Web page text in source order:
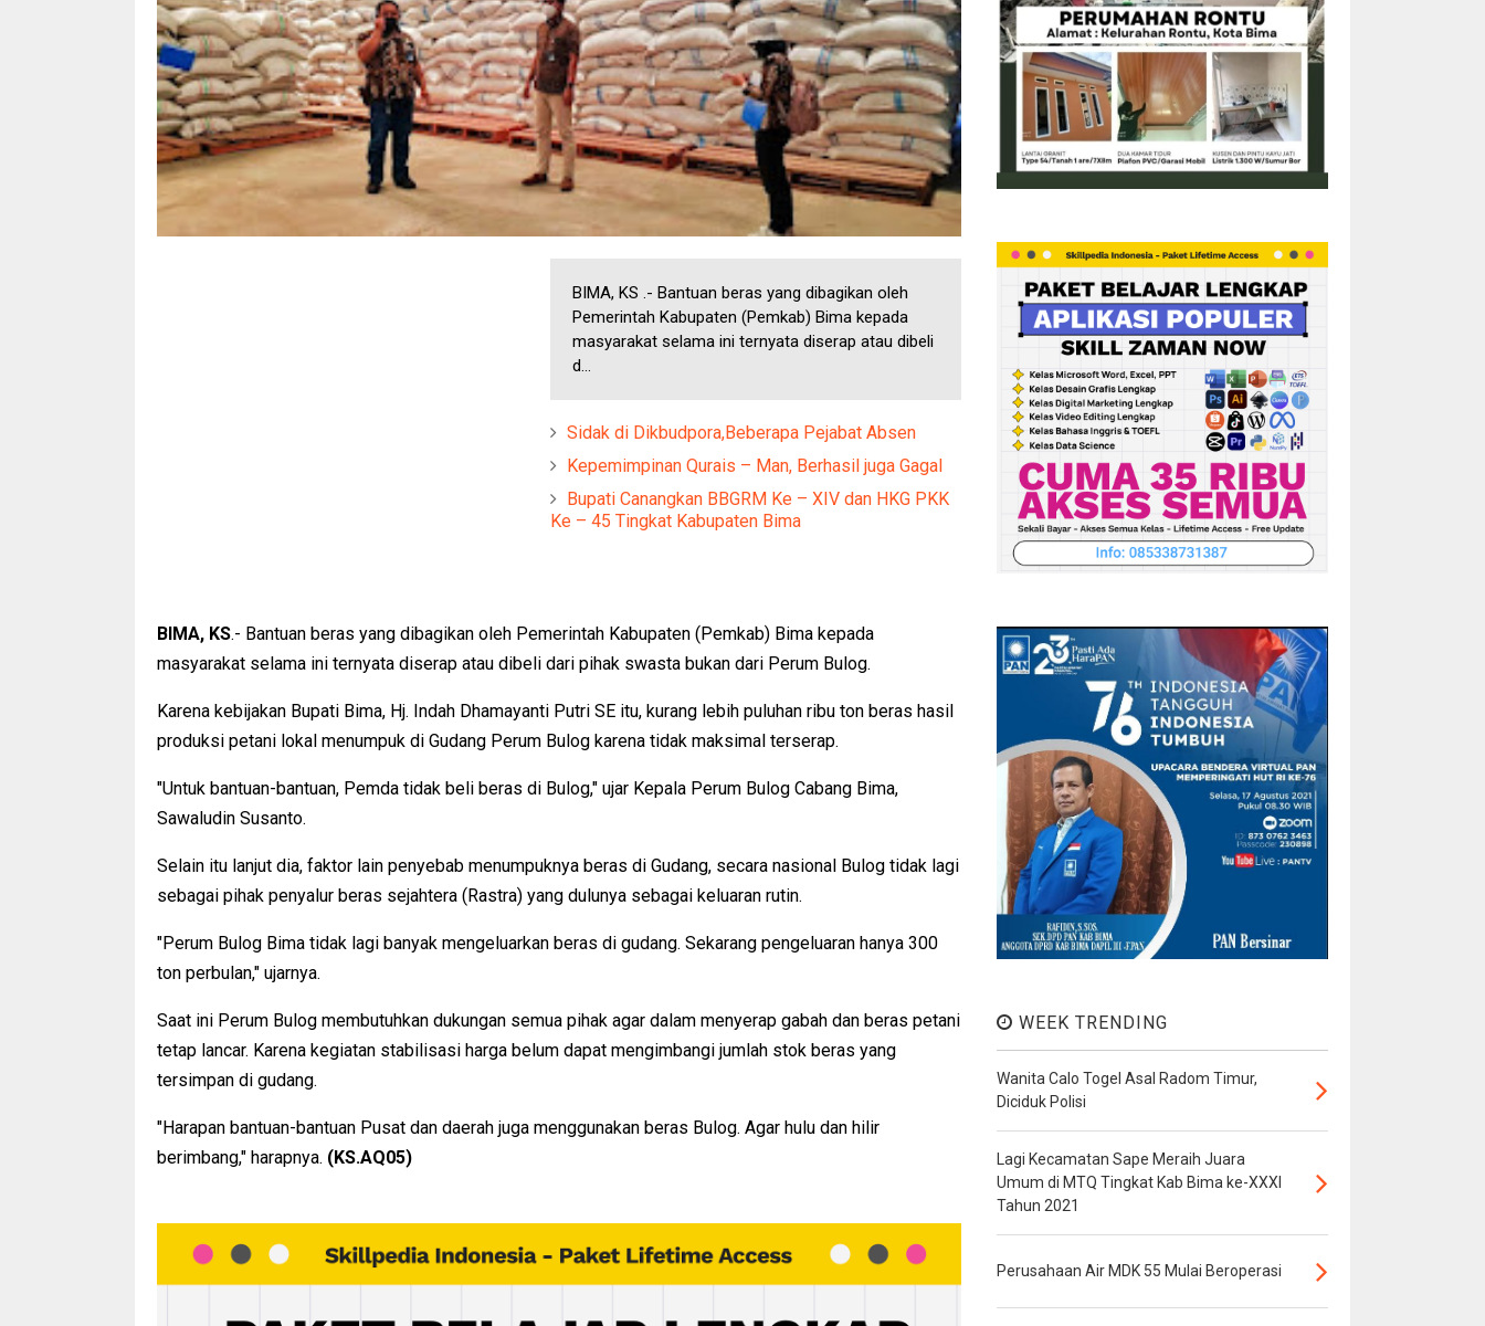
BIMA, KS .- Bantuan beras yang dibagikan oleh
Pemerintah Kabupaten (Pemkab) Bima kepada
masyarakat selama ini ternyata diserap atau dibeli
d...
Sidak di Dikbudpora,Beberapa Pejabat Absen
Kepemimpinan Qurais – Man, Berhasil juga Gagal
Bupati Canangkan BBGRM Ke – XIV dan HKG PKK
Ke – 45 Tingkat Kabupaten Bima
BIMA, KS.- Bantuan beras yang dibagikan oleh Pemerintah Kabupaten (Pemkab) Bima kepada
masyarakat selama ini ternyata diserap atau dibeli dari pihak swasta bukan dari Perum Bulog.
Karena kebijakan Bupati Bima, Hj. Indah Dhamayanti Putri SE itu, kurang lebih puluhan ribu ton beras hasil
produksi petani lokal menumpuk di Gudang Perum Bulog karena tidak maksimal terserap.
"Untuk bantuan-bantuan, Pemda tidak beli beras di Bulog," ujar Kepala Perum Bulog Cabang Bima,
Sawaludin Susanto.
Selain itu lanjut dia, faktor lain penyebab menumpuknya beras di Gudang, secara nasional Bulog tidak lagi
sebagai pihak penyalur beras sejahtera (Rastra) yang dulunya sebagai keluaran rutin.
"Perum Bulog Bima tidak lagi banyak mengeluarkan beras di gudang. Sekarang pengeluaran hanya 300
ton perbulan," ujarnya.
Saat ini Perum Bulog membutuhkan dukungan semua pihak agar dalam menyerap gabah dan beras petani
tetap lancar. Karena kegiatan stabilisasi harga belum dapat mengimbangi jumlah stok beras yang
tersimpan di gudang.
"Harapan bantuan-bantuan Pusat dan daerah juga menggunakan beras Bulog. Agar hulu dan hilir
berimbang," harapnya. (KS.AQ05)
WEEK TRENDING
Wanita Calo Togel Asal Radom Timur,
Diciduk Polisi
Lagi Kecamatan Sape Meraih Juara
Umum di MTQ Tingkat Kab Bima ke-XXXI
Tahun 2021
Perusahaan Air MDK 55 Mulai Beroperasi